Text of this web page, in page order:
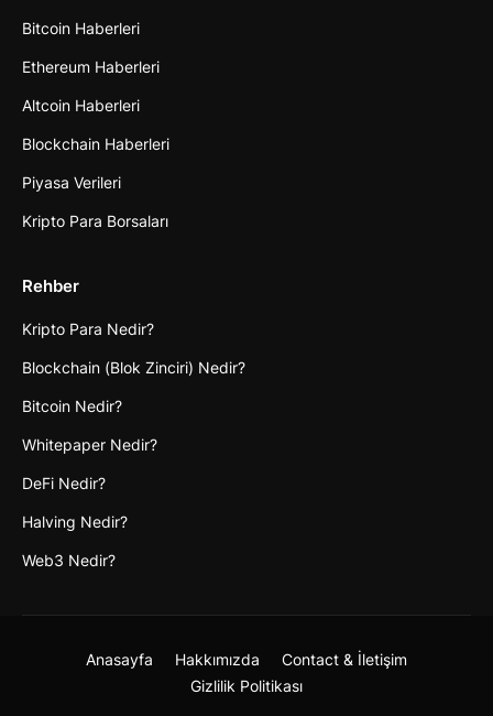
Bitcoin Haberleri
Ethereum Haberleri
Altcoin Haberleri
Blockchain Haberleri
Piyasa Verileri
Kripto Para Borsaları
Rehber
Kripto Para Nedir?
Blockchain (Blok Zinciri) Nedir?
Bitcoin Nedir?
Whitepaper Nedir?
DeFi Nedir?
Halving Nedir?
Web3 Nedir?
Anasayfa Hakkımızda
Contact & İletişim
Gizlilik Politikası